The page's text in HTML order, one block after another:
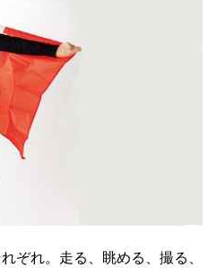
ぞれ。走る、眺める、撮る、